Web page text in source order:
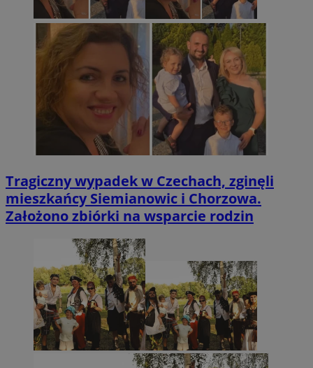
Tragiczny wypadek w Czechach, zginęli
mieszkańcy Siemianowic i Chorzowa.
Założono zbiórki na wsparcie rodzin